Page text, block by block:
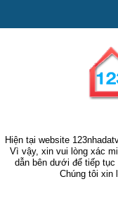
Hiện tại website
Vì vậy, xin vui lòng xác
dẫn bên dưới để tiếp tục
Chúng tôi xin